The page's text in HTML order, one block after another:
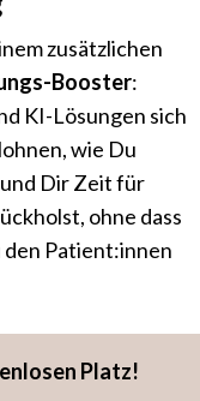
zusätzlichen
Booster:
KI-Lösungen sich
wie Du
Dir Zeit für
ohne dass
Patient:innen
Platz!